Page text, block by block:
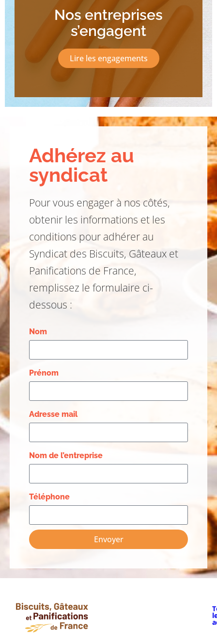
Nos entreprises
s’engagent
Lire les engagements
Adhérez au
syndicat
Pour vous engager à nos côtés,
obtenir les informations et les
conditions pour adhérer au
Syndicat des Biscuits, Gâteaux et
Panifications de France,
remplissez le formulaire ci-
dessous :
Nom
Prénom
Adresse mail
Nom de l’entreprise
Téléphone
Envoyer